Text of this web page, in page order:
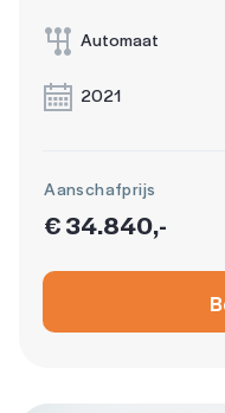
Automaat
2021
Aanschafprijs
€ 34.840,-